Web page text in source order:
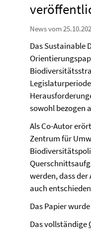
News vom
Das Sustainable
sowohl bezogen
Als Co-Autor
Zentrum für
werden, dass
auch
Das Papier
Das vollständige